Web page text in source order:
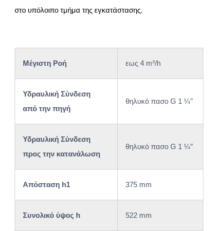
στο υπόλοιπο τμήμα της εγκατάστασης.
Μέγιστη Ροή εως 4 m³/h
Υδραυλική Σύνδεση
από την πηγή
θηλυκό πασο G 1 ¼″
Υδραυλική Σύνδεση
προς την κατανάλωση
θηλυκό πασο G 1 ¼″
Απόσταση h1 375 mm
Συνολικό ύψος h 522 mm